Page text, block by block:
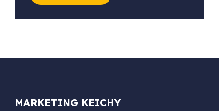
MARKETING KEICHY